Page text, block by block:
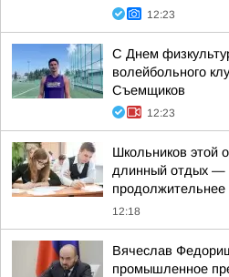
12:23
С Днем
волейбольного
Съемщиков
12:23
Школьников этой
длинный отдых —
продолжительнее
12:18
Вячеслав
промышленное